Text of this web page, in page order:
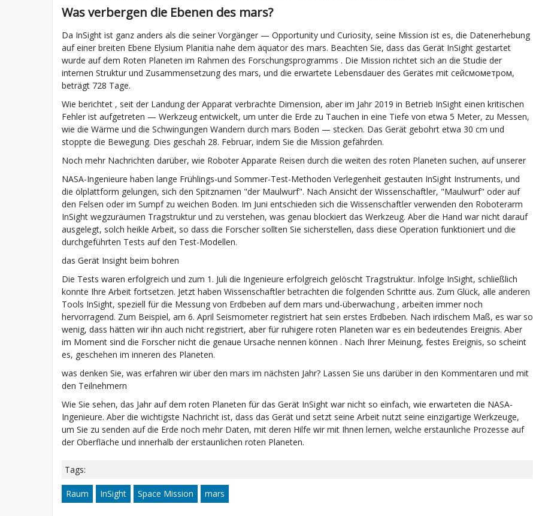
Was verbergen die Ebenen des mars?
Da InSight ist ganz anders als die seiner Vorgänger — Opportunity und Curiosity, seine Mission ist es, die Datenerhebung
auf einer breiten Ebene Elysium Planitia nahe dem äquator des mars. Beachten Sie, dass das Gerät InSight gestartet
wurde auf dem Roten Planeten im Rahmen des Forschungsprogramms . Die Mission richtet sich an die Studie der
internen Struktur und Zusammensetzung des mars, und die erwartete Lebensdauer des Gerätes mit сейсмометром,
beträgt 728 Tage.
Wie berichtet , seit der Landung der Apparat verbrachte Dimension, aber im Jahr 2019 in Betrieb InSight einen kritischen
Fehler ist aufgetreten — Werkzeug entwickelt, um unter die Erde zu Tauchen in eine Tiefe von etwa 5 Meter, zu Messen,
wie die Wärme und die Schwingungen Wandern durch mars Boden — stecken. Das Gerät gebohrt etwa 30 cm und
stoppte die Bewegung. Dies geschah 28. Februar, indem Sie die Mission gefährden.
Noch mehr Nachrichten darüber, wie Roboter Apparate Reisen durch die weiten des roten Planeten suchen, auf unserer
NASA-Ingenieure haben lange Frühlings-und Sommer-Test-Methoden Verlegenheit gestauten InSight Instruments, und
die ölplattform gelungen, sich den Spitznamen "der Maulwurf". Nach Ansicht der Wissenschaftler, "Maulwurf" oder auf
den Felsen oder im Sumpf zu weichen Boden. Im Juni entschieden sich die Wissenschaftler verwenden den Roboterarm
InSight wegzuräumen Tragstruktur und zu verstehen, was genau blockiert das Werkzeug. Aber die Hand war nicht darauf
ausgelegt, solch heikle Arbeit, so dass die Forscher sollten Sie sicherstellen, dass diese Operation funktioniert und die
durchgeführten Tests auf den Test-Modellen.
das Gerät Insight beim bohren
Die Tests waren erfolgreich und zum 1. Juli die Ingenieure erfolgreich gelöscht Tragstruktur. Infolge InSight, schließlich
konnte Ihre Arbeit fortsetzen. Jetzt haben Wissenschaftler betrachten die folgenden Schritte aus. Zum Glück, alle anderen
Tools InSight, speziell für die Messung von Erdbeben auf dem mars und-überwachung , arbeiten immer noch
hervorragend. Zum Beispiel, am 6. April Seismometer registriert hat sein erstes Erdbeben. Nach irdischem Maß, es war so
wenig, dass hätten wir ihn auch nicht registriert, aber für ruhigere roten Planeten war es ein bedeutendes Ereignis. Aber
im Moment sind die Forscher nicht die genaue Ursache nennen können . Nach Ihrer Meinung, festes Ereignis, so scheint
es, geschehen im inneren des Planeten.
was denken Sie, was erfahren wir über den mars im nächsten Jahr? Lassen Sie uns darüber in den Kommentaren und mit
den Teilnehmern
Wie Sie sehen, das Jahr auf dem roten Planeten für das Gerät InSight war nicht so einfach, wie erwarteten die NASA-
Ingenieure. Aber die wichtigste Nachricht ist, dass das Gerät und setzt seine Arbeit nutzt seine einzigartige Werkzeuge,
um Sie zu senden auf die Erde noch mehr Daten, mit deren Hilfe wir mit Ihnen lernen, welche erstaunliche Prozesse auf
der Oberfläche und innerhalb der erstaunlichen roten Planeten.
Tags:
Raum InSight Space Mission mars